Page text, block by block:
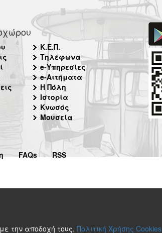
Κ.Ε.Π.
Τηλέφωνα
e-Υπηρεσίες
e-Αιτήματα
Η Πόλη
Ιστορία
Κνωσός
Μουσεία
FAQs RSS
την αποδοχή τους. Πολιτική Χρήσης Cookies